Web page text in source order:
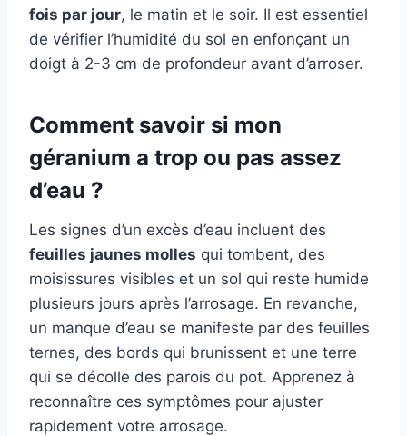
fois par jour, le matin et le soir. Il est essentiel
de vérifier l’humidité du sol en enfonçant un
doigt à 2-3 cm de profondeur avant d’arroser.
Comment savoir si mon
géranium a trop ou pas assez
d’eau ?
Les signes d’un excès d’eau incluent des
feuilles jaunes molles qui tombent, des
moisissures visibles et un sol qui reste humide
plusieurs jours après l’arrosage. En revanche,
un manque d’eau se manifeste par des feuilles
ternes, des bords qui brunissent et une terre
qui se décolle des parois du pot. Apprenez à
reconnaître ces symptômes pour ajuster
rapidement votre arrosage.